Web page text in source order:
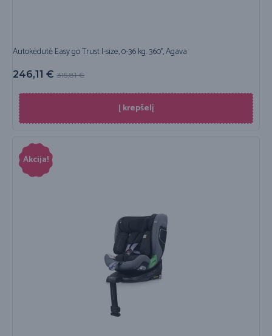
Autokėdutė Easy go Trust I-size, 0-36 kg. 360°, Agava
315,81€
246,11 €
Į krepšelį
Akcija!